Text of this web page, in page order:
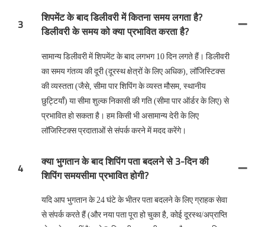
3
शिपमेंट के बाद डिलीवरी में कितना समय लगता है?
डिलीवरी के समय को क्या प्रभावित करता है?
सामान्य डिलीवरी में शिपमेंट के बाद लगभग 10 दिन लगते हैं। डिलीवरी
का समय गंतव्य की दूरी (दूरस्थ क्षेत्रों के लिए अधिक), लॉजिस्टिक्स
की व्यस्तता (जैसे, सीमा पार शिपिंग के व्यस्त मौसम, स्थानीय
छुट्टियाँ) या सीमा शुल्क निकासी की गति (सीमा पार ऑर्डर के लिए) से
प्रभावित हो सकता है। हम किसी भी असामान्य देरी के लिए
लॉजिस्टिक्स प्रदाताओं से संपर्क करने में मदद करेंगे।
4
क्या भुगतान के बाद शिपिंग पता बदलने से 3-दिन की
शिपिंग समयसीमा प्रभावित होगी?
यदि आप भुगतान के 24 घंटे के भीतर पता बदलने के लिए ग्राहक सेवा
से संपर्क करते हैं (और नया पता पूरा हो चुका है, कोई दूरस्थ/अप्राप्ति